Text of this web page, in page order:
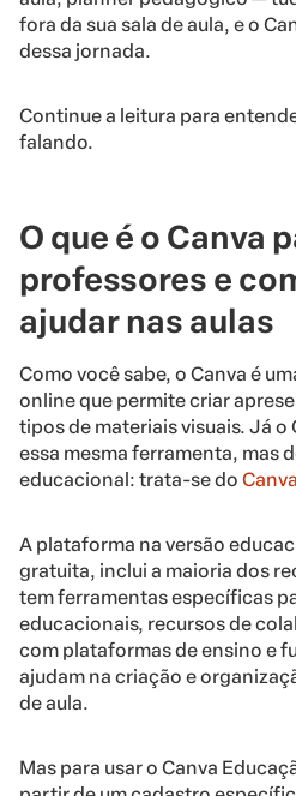
fora da sua sala de aula, e o
dessa jornada.
Continue a leitura para
falando.
O que é o Canva
professores e
ajudar nas aulas
Como você sabe, o Canva é
online que permite criar
tipos de materiais visuais. Já o
essa mesma ferramenta, mas
educacional: trata-se do
A plataforma na versão
gratuita, inclui a maioria dos
tem ferramentas específicas
educacionais, recursos de
com plataformas de ensino e
ajudam na criação e
de aula.
Mas para usar o Canva